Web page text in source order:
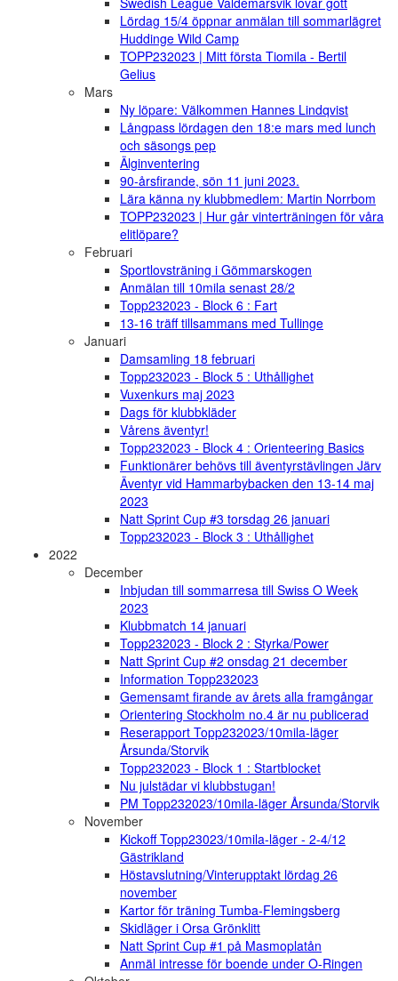
Lördag 15/4 öppnar anmälan till sommarlägret
Huddinge Wild Camp
TOPP232023 | Mitt första Tiomila - Bertil
Gelius
Mars
Ny löpare: Välkommen Hannes Lindqvist
Långpass lördagen den 18:e mars med lunch
och säsongs pep
Älginventering
90-årsfirande, sön 11 juni 2023.
Lära känna ny klubbmedlem: Martin Norrbom
TOPP232023 | Hur går vinterträningen för våra
elitlöpare?
Februari
Sportlovsträning i Gömmarskogen
Anmälan till 10mila senast 28/2
Topp232023 - Block 6 : Fart
13-16 träff tillsammans med Tullinge
Januari
Damsamling 18 februari
Topp232023 - Block 5 : Uthållighet
Vuxenkurs maj 2023
Dags för klubbkläder
Vårens äventyr!
Topp232023 - Block 4 : Orienteering Basics
Funktionärer behövs till äventyrstävlingen Järv
Äventyr vid Hammarbybacken den 13-14 maj
2023
Natt Sprint Cup #3 torsdag 26 januari
Topp232023 - Block 3 : Uthållighet
2022
December
Inbjudan till sommarresa till Swiss O Week
2023
Klubbmatch 14 januari
Topp232023 - Block 2 : Styrka/Power
Natt Sprint Cup #2 onsdag 21 december
Information Topp232023
Gemensamt firande av årets alla framgångar
Orientering Stockholm no.4 är nu publicerad
Reserapport Topp232023/10mila-läger
Årsunda/Storvik
Topp232023 - Block 1 : Startblocket
Nu julstädar vi klubbstugan!
PM Topp232023/10mila-läger Årsunda/Storvik
November
Kickoff Topp23023/10mila-läger - 2-4/12
Gästrikland
Höstavslutning/Vinterupptakt lördag 26
november
Kartor för träning Tumba-Flemingsberg
Skidläger i Orsa Grönklitt
Natt Sprint Cup #1 på Masmoplatån
Anmäl intresse för boende under O-Ringen